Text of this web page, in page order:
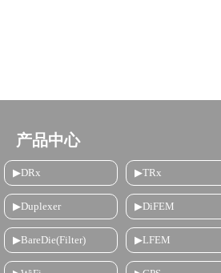
产品中心
▶DRx ▶TRx
▶Duplexer ▶DiFEM
▶BareDie(Filter) ▶LFEM